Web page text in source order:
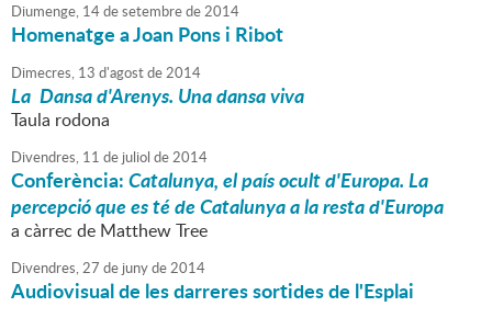
Diumenge, 14desetembrede2014
Homenatge a Joan Pons i Ribot
Dimecres, 13 d'agostde2014
La Dansa d'Arenys. Una dansa viva
Taula rodona
Divendres, 11 de juliol de2014
Conferència:Catalunya, el país ocult d'Europa. La
percepció que es té de Catalunya a la resta d'Europa
a càrrec de Matthew Tree
Divendres,27 de junyde2014
Audiovisual de les darreres sortides de l'Esplai